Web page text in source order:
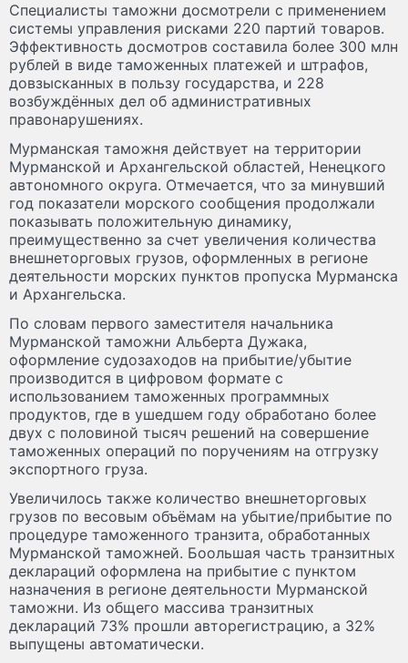
Специалисты таможни досмотрели с применением
системы управления рисками 220 партий товаров.
Эффективность досмотров составила более 300 млн
рублей в виде таможенных платежей и штрафов,
довзысканных в пользу государства, и 228
возбуждённых дел об административных
правонарушениях.
Мурманская таможня действует на территории
Мурманской и Архангельской областей, Ненецкого
автономного округа. Отмечается, что за минувший
год показатели морского сообщения продолжали
показывать положительную динамику,
преимущественно за счет увеличения количества
внешнеторговых грузов, оформленных в регионе
деятельности морских пунктов пропуска Мурманска
и Архангельска.
По словам первого заместителя начальника
Мурманской таможни Альберта Дужака,
оформление судозаходов на прибытие/убытие
производится в цифровом формате с
использованием таможенных программных
продуктов, где в ушедшем году обработано более
двух с половиной тысяч решений на совершение
таможенных операций по поручениям на отгрузку
экспортного груза.
Увеличилось также количество внешнеторговых
грузов по весовым объёмам на убытие/прибытие по
процедуре таможенного транзита, обработанных
Мурманской таможней. Боольшая часть транзитных
деклараций оформлена на прибытие с пунктом
назначения в регионе деятельности Мурманской
таможни. Из общего массива транзитных
деклараций 73% прошли авторегистрацию, а 32%
выпущены автоматически.